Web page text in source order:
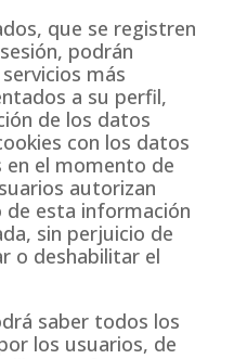
que se registren
podrán
más
a su perfil,
de los datos
con los datos
en el momento de
autorizan
de esta información
sin perjuicio de
o deshabilitar el
saber todos los
los usuarios, de